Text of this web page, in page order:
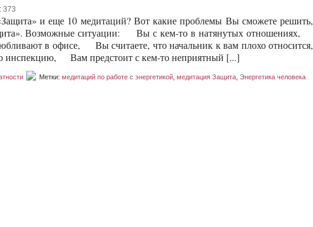
373
и еще 10 медитаций? Вот какие проблемы Вы сможете решить,
Возможные ситуации: Вы с кем-то в натянутых отношениях,
в офисе, Вы считаете, что начальник к вам плохо относится,
инспекцию, Вам предстоит с кем-то неприятный [...]
Метки: медитаций по работе с энергетикой медитация Защита Энергетика человека